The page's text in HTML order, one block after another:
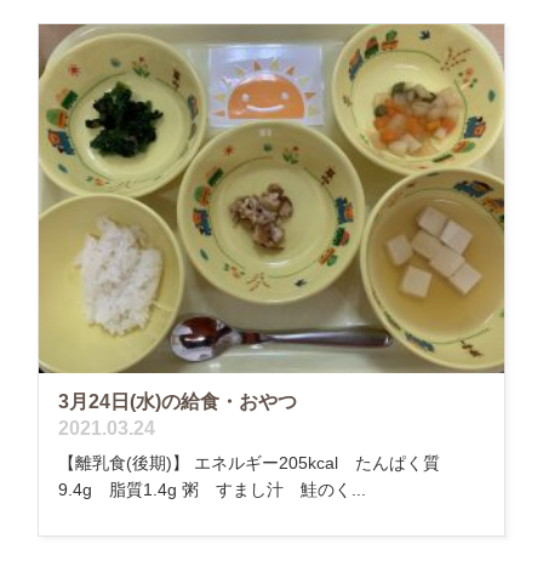
3月24日(水)の給食・おやつ
2021.03.24
【離乳食(後期)】 エネルギー205kcal たんぱく質
9.4g 脂質1.4g 粥 すまし汁 鮭のく...